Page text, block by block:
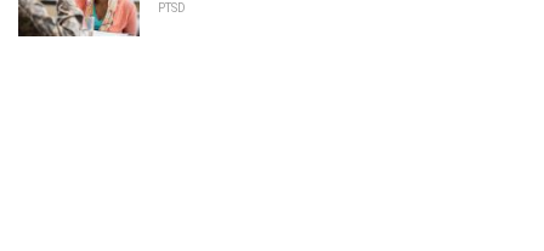
PTSD